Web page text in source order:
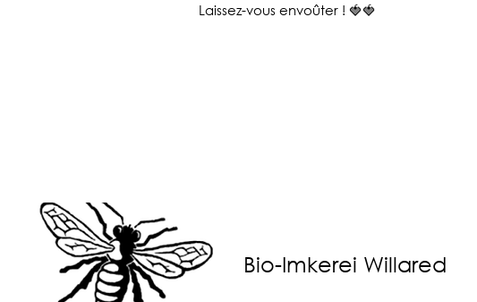
Laissez-vous envoûter ! 🍓🍓
Bio-Imkerei Willared